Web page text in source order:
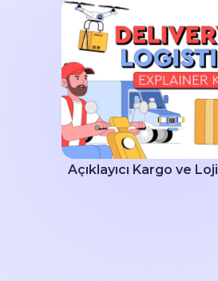
Açıklayıcı Kargo ve